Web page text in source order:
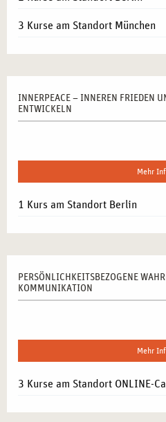
3 Kurse am Standort München
INNERPEACE – INNEREN FRIEDEN
ENTWICKELN
Mehr
1 Kurs am Standort Berlin
PERSÖNLICHKEITSBEZOGENE
KOMMUNIKATION
Mehr
3 Kurse am Standort ONLINE-